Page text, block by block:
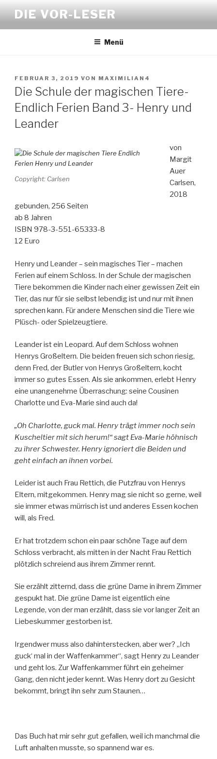
Inhalt
springen
DIE VOR-LESER
Menü
VERÖFFENTLICHT
AM
FEBRUAR 3, 2019 VON MAXIMILIAN4
Die Schule der magischen Tiere-
Endlich Ferien Band 3- Henry und
Leander
Copyright: Carlsen
von
Margit
Auer
Carlsen,
2018
gebunden, 256 Seiten
ab 8 Jahren
ISBN 978-3-551-65333-8
12 Euro
Henry und Leander – sein magisches Tier – machen
Ferien auf einem Schloss. In der Schule der magischen
Tiere bekommen die Kinder nach einer gewissen Zeit ein
Tier, das nur für sie selbst lebendig ist und nur mit ihnen
sprechen kann. Für andere Menschen sind die Tiere wie
Plüsch- oder Spielzeugtiere.
Leander ist ein Leopard. Auf dem Schloss wohnen
Henrys Großeltern. Die beiden freuen sich schon riesig,
denn Fred, der Butler von Henrys Großeltern, kocht
immer so gutes Essen. Als sie ankommen, erlebt Henry
eine unangenehme Überraschung: seine Cousinen
Charlotte und Eva-Marie sind auch da!
„Oh Charlotte, guck mal. Henry trägt immer noch sein
Kuscheltier mit sich herum!“ sagt Eva-Marie höhnisch
zu ihrer Schwester. Henry ignoriert die Beiden und
geht einfach an ihnen vorbei.
Leider ist auch Frau Rettich, die Putzfrau von Henrys
Eltern, mitgekommen. Henry mag sie nicht so gerne, weil
sie immer etwas mürrisch ist und anderes Essen kochen
will, als Fred.
Er hat trotzdem schon ein paar schöne Tage auf dem
Schloss verbracht, als mitten in der Nacht Frau Rettich
plötzlich schreiend aus ihrem Zimmer rennt.
Sie erzählt zitternd, dass die grüne Dame in ihrem Zimmer
gespukt hat. Die grüne Dame ist eigentlich eine
Legende, von der man erzählt, dass sie vor langer Zeit an
Liebeskummer gestorben ist.
Irgendwer muss also dahinterstecken, aber wer? „Ich
guck‘ mal in der Waffenkammer“, sagt Henry zu Leander
und geht los. Zur Waffenkammer führt ein geheimer
Gang, den nicht jeder kennt. Was Henry dort zu Gesicht
bekommt, bringt ihn sehr zum Staunen…
Das Buch hat mir sehr gut gefallen, weil ich manchmal die
Luft anhalten musste, so spannend war es.